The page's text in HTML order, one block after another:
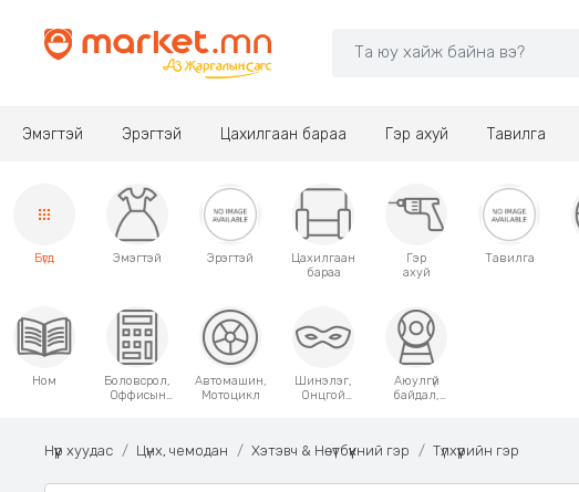
Эмэгтэй Эрэгтэй Цахилгаан бараа Гэр ахуй Тавилга
Бүгд Эмэгтэй Эрэгтэй
Цахилгаан
бараа
Гэр
ахуй
Тавилга
Ном
Боловсрол,
Оффисын
Автомашин,
Мотоцикл
Шинэлэг,
Онцгой
Аюулгүй
байдал,
Нүүр хуудас Цүнх, чемодан Хэтэвч & Нөүтбүүкний гэр Түлхүүрийн гэр